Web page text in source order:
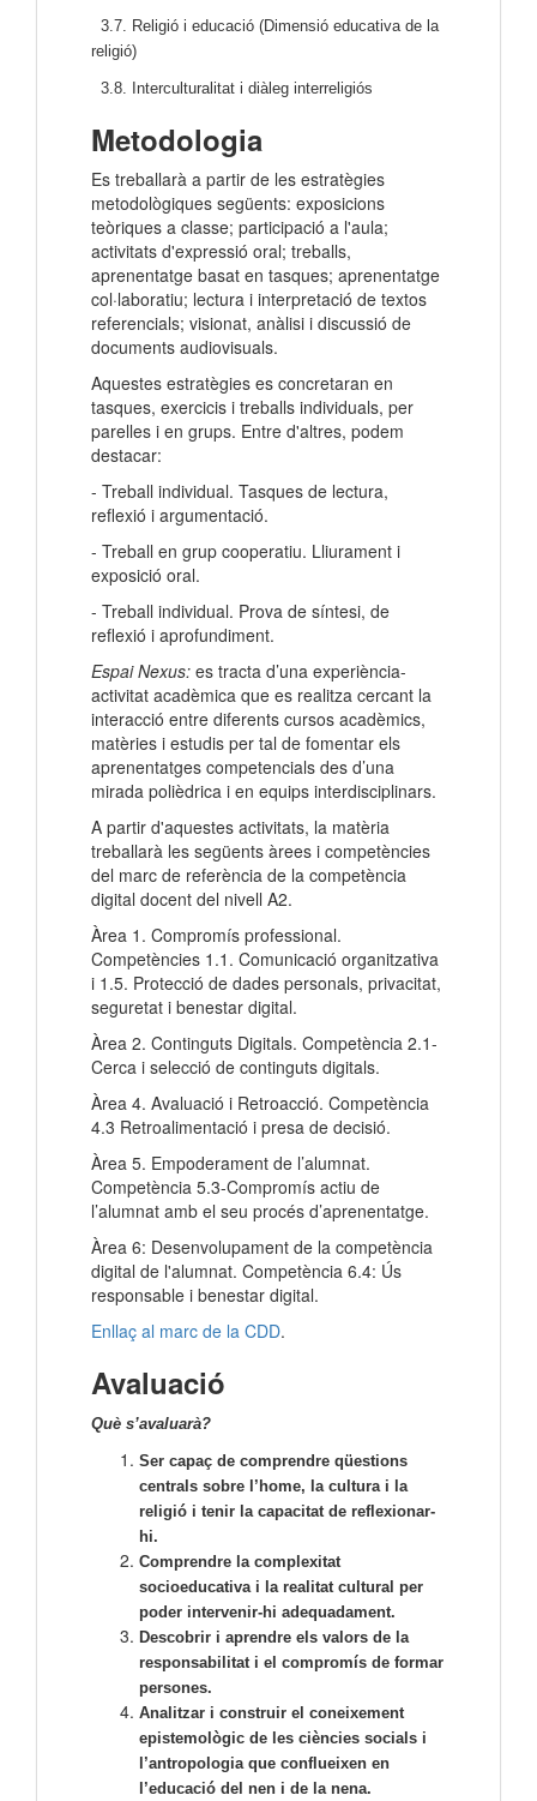
3.7. Religió i educació (Dimensió educativa de la
religió)
3.8. Interculturalitat i diàleg interreligiós
Metodologia
Es treballarà a partir de les estratègies
metodològiques següents: exposicions
teòriques a classe; participació a l'aula;
activitats d'expressió oral; treballs,
aprenentatge basat en tasques; aprenentatge
col·laboratiu; lectura i interpretació de textos
referencials; visionat, anàlisi i discussió de
documents audiovisuals.
Aquestes estratègies es concretaran en
tasques, exercicis i treballs individuals, per
parelles i en grups. Entre d'altres, podem
destacar:
- Treball individual. Tasques de lectura,
reflexió i argumentació.
- Treball en grup cooperatiu. Lliurament i
exposició oral.
- Treball individual. Prova de síntesi, de
reflexió i aprofundiment.
Espai Nexus: es tracta d’una experiència-
activitat acadèmica que es realitza cercant la
interacció entre diferents cursos acadèmics,
matèries i estudis per tal de fomentar els
aprenentatges competencials des d’una
mirada polièdrica i en equips interdisciplinars.
A partir d'aquestes activitats, la matèria
treballarà les següents àrees i competències
del marc de referència de la competència
digital docent del nivell A2.
Àrea 1. Compromís professional.
Competències 1.1. Comunicació organitzativa
i 1.5. Protecció de dades personals, privacitat,
seguretat i benestar digital.
Àrea 2. Continguts Digitals. Competència 2.1-
Cerca i selecció de continguts digitals.
Àrea 4. Avaluació i Retroacció. Competència
4.3 Retroalimentació i presa de decisió.
Àrea 5. Empoderament de l’alumnat.
Competència 5.3-Compromís actiu de
l’alumnat amb el seu procés d’aprenentatge.
Àrea 6: Desenvolupament de la competència
digital de l'alumnat. Competència 6.4: Ús
responsable i benestar digital.
Enllaç al marc de la CDD.
Avaluació
Què s’avaluarà?
Ser capaç de comprendre qüestions
centrals sobre l’home, la cultura i la
religió i tenir la capacitat de reflexionar-
hi.
Comprendre la complexitat
socioeducativa i la realitat cultural per
poder intervenir-hi adequadament.
Descobrir i aprendre els valors de la
responsabilitat i el compromís de formar
persones.
Analitzar i construir el coneixement
epistemològic de les ciències socials i
l’antropologia que conflueixen en
l’educació del nen i de la nena.